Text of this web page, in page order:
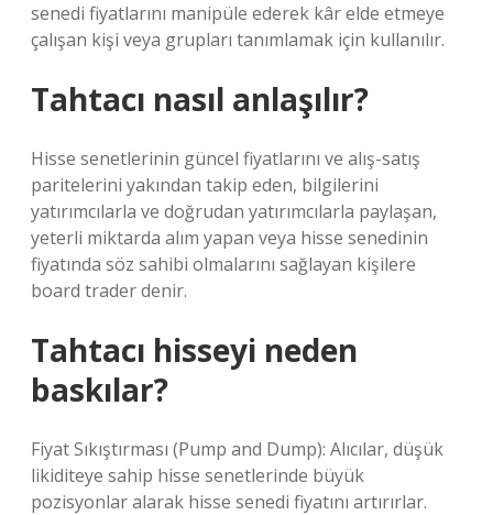
senedi fiyatlarını manipüle ederek kâr elde etmeye
çalışan kişi veya grupları tanımlamak için kullanılır.
Tahtacı nasıl anlaşılır?
Hisse senetlerinin güncel fiyatlarını ve alış-satış
paritelerini yakından takip eden, bilgilerini
yatırımcılarla ve doğrudan yatırımcılarla paylaşan,
yeterli miktarda alım yapan veya hisse senedinin
fiyatında söz sahibi olmalarını sağlayan kişilere
board trader denir.
Tahtacı hisseyi neden
baskılar?
Fiyat Sıkıştırması (Pump and Dump): Alıcılar, düşük
likiditeye sahip hisse senetlerinde büyük
pozisyonlar alarak hisse senedi fiyatını artırırlar.